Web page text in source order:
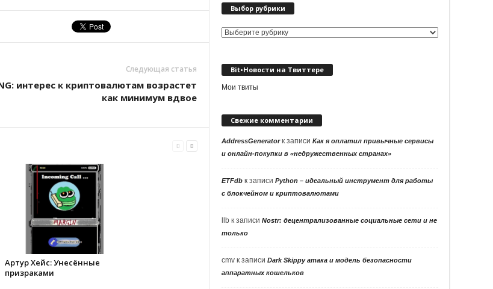
Следующая статья
интерес к криптовалютам возрастет
как минимум вдвое
Артур Хейс: Унесённые
призраками
Выбор рубрики
Выбор
Bit•Новости на Твиттере
Мои твиты
Свежие комментарии
AddressGeneratorк записиКак я оплатил привычные сервисы
и онлайн-покупки в «недружественных странах»
ETFdb к записиPython – идеальный инструмент для работы
с блокчейном и криптовалютами
llb к записиNostr: децентрализованные социальные сети и не
только
cmv к записиDark Skippy атака и модель безопасности
аппаратных кошельков